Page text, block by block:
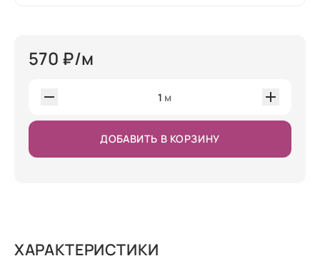
570 ₽/м
1 м
ДОБАВИТЬ В КОРЗИНУ
ХАРАКТЕРИСТИКИ